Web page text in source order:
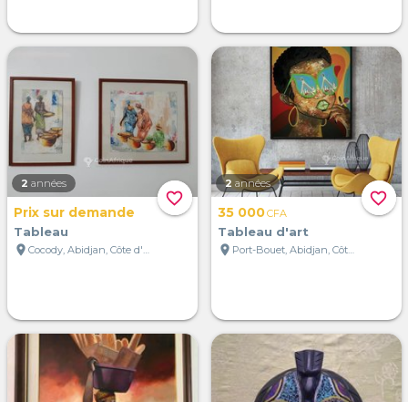
favorite_border
2 années
Prix sur demande
Tableau
location_on
Cocody, Abidjan, Côte d'Ivoire
favorite_border
2 années
35 000CFA
Tableau d'art
location_on
Port-Bouet, Abidjan, Côte d'Ivoire